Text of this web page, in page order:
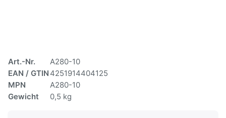
Art.-Nr.
A280-10
EAN / GTIN 4251914404125
MPN
A280-10
Gewicht
0,5 kg